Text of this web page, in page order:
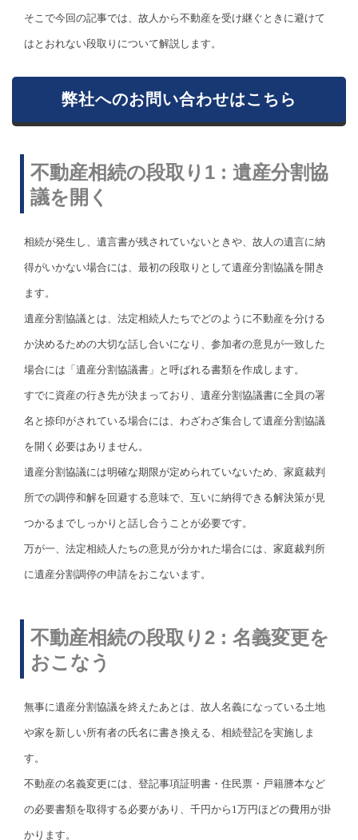
そこで今回の記事では、故人から不動産を受け継ぐときに避けて
はとおれない段取りについて解説します。
弊社へのお問い合わせはこちら
不動産相続の段取り1 : 遺産分割協
議を開く
相続が発生し、遺言書が残されていないときや、故人の遺言に納
得がいかない場合には、最初の段取りとして遺産分割協議を開き
ます。
遺産分割協議とは、法定相続人たちでどのように不動産を分ける
か決めるための大切な話し合いになり、参加者の意見が一致した
場合には「遺産分割協議書」と呼ばれる書類を作成します。
すでに資産の行き先が決まっており、遺産分割協議書に全員の署
名と捺印がされている場合には、わざわざ集合して遺産分割協議
を開く必要はありません。
遺産分割協議には明確な期限が定められていないため、家庭裁判
所での調停和解を回避する意味で、互いに納得できる解決策が見
つかるまでしっかりと話し合うことが必要です。
万が一、法定相続人たちの意見が分かれた場合には、家庭裁判所
に遺産分割調停の申請をおこないます。
不動産相続の段取り2 : 名義変更を
おこなう
無事に遺産分割協議を終えたあとは、故人名義になっている土地
や家を新しい所有者の氏名に書き換える、相続登記を実施しま
す。
不動産の名義変更には、登記事項証明書・住民票・戸籍謄本など
の必要書類を取得する必要があり、千円から1万円ほどの費用が掛
かります。